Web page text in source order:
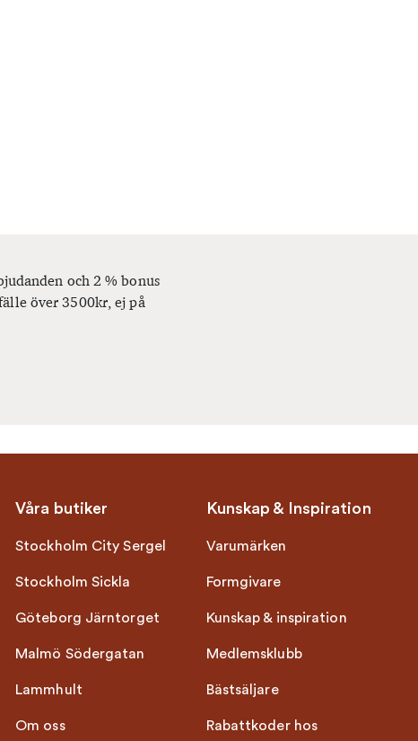
och 2 % bonus
över 3500kr, ej på
Våra butiker
Stockholm City Sergel
Stockholm Sickla
Göteborg Järntorget
Malmö Södergatan
Lammhult
Om oss
Kunskap & Inspiration
Varumärken
Formgivare
Kunskap & inspiration
Medlemsklubb
Bästsäljare
Rabattkoder hos